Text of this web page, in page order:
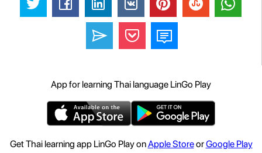
App for learning Thai language LinGo Play
Get Thai learning app LinGo Play onApple StoreorGoogle Play